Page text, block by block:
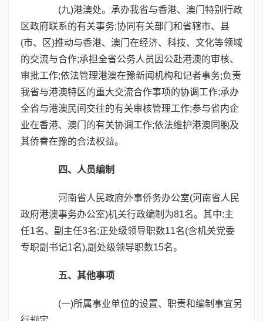
(九)港澳处。承办我省与香港、澳门特别行政
区政府联系的有关事务;协同有关部门和省辖市、县
(市、区)推动与香港、澳门在经济、科技、文化等领域
的交流与合作;承担全省公务人员因公赴港澳的审核、
审批工作;依法管理港澳在豫新闻机构和记者事务;负责
我省与港澳特区的重大交流合作事项的协调工作;承办
全省与港澳民间交往的有关审核管理工作;参与省内企
业在香港、澳门的有关协调工作;依法维护港澳同胞及
其侨眷在豫的合法权益。
四、人员编制
河南省人民政府外事侨务办公室(河南省人民
政府港澳事务办公室)机关行政编制为81名。其中:主
任1名、副主任3名;正处级领导职数11名(含机关党委
专职副书记1名),副处级领导职数15名。
五、其他事项
(一)所属事业单位的设置、职责和编制事宜另